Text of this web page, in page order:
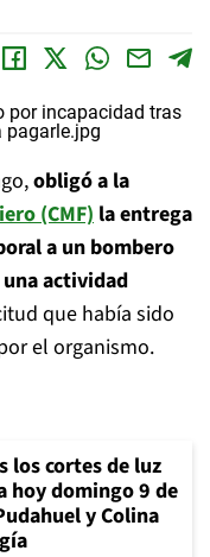
obligó a la
(CMF) la entrega
a un bombero
actividad
que había sido
el organismo.
los cortes de luz
hoy domingo 9 de
y Colina